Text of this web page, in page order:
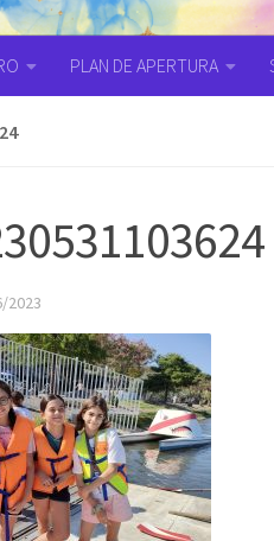
PLAN DE APERTURA
2023